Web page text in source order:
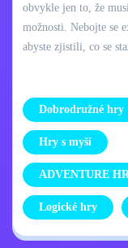
obvykle jen to, že
možnosti. Nebojte se
abyste zjistili, co se
Dobrodružné hry
Hry s myší
ADVENTURE
Logické hry